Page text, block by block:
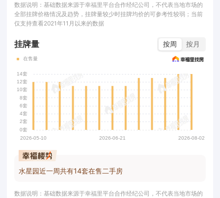
数据说明：基础数据来源于幸福里平台合作经纪公司，不代表当地市场的
全部挂牌价格情况及趋势，挂牌量较少时挂牌均价的可参考性较弱；当前
仅支持查看2021年11月以来的数据
挂牌量 按周 按月
水星园近一周共有14套在售二手房
数据说明：基础数据来源于幸福里平台合作经纪公司，不代表当地市场的